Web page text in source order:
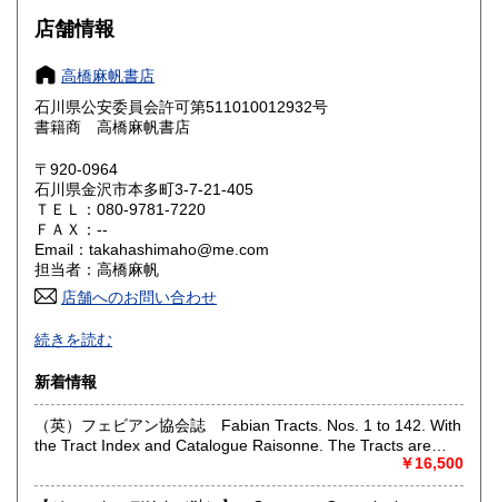
大阪府
奈良県
鳥取県 600円 島根県
岡山県
山口県 600円
香川県 600円
高知県 600円
佐賀県
熊本県 600円 大分県 600円
宮崎県 600円 鹿児島県 600円
沖縄県
店舗情報
高橋麻帆書店
石川県公安委員会許可第511010012932号
書籍商 高橋麻帆書店
〒920-0964
石川県金沢市本多町3-7-21-405
ＴＥＬ：080-9781-7220
ＦＡＸ：--
Email：takahashimaho@me.com
担当者：高橋麻帆
店舗へのお問い合わせ
ドイツ・オーストリアを中心とする西洋の文化とその受容に
かかわる古書籍、 文学、哲学、芸術、書誌、博物誌、地誌学
店舗はありませんが、現在、香林坊東急スクエア２階ヴィン
テージマーケット内で出店しております。開店時間；10:00-
20:00 住所；石川県金沢市香林坊２丁目１−１
https://takahashima.thebase.in/blog/2026/02/04/230224
続きを読む
新着情報
（英）フェビアン協会誌 Fabian Tracts. Nos. 1 to 142. With
the Tract Index and Catalogue Raisonne. The Tracts are
bound in oder of Number, Those Missing are out of Print or
￥16,500